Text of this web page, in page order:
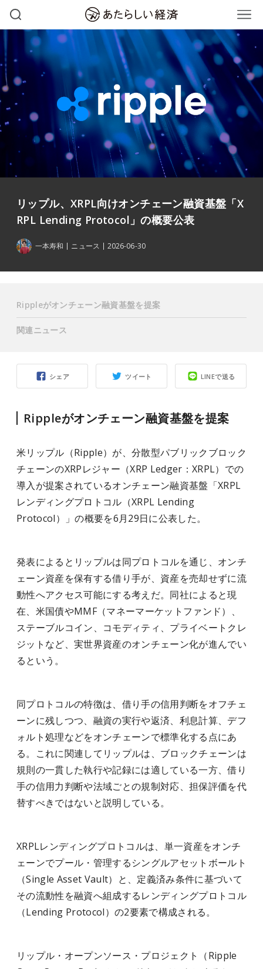
リップル、XRPL向けオンチェーン融資基盤「X
RPL Lending Protocol」の概要公表
一本寿和 ニュース 2026-06-30
シェア ツイート LINEで送る
Rippleがオンチェーン融資基盤を提案
米リップル（Ripple）が、分散型パブリックブロック
チェーンのXRPレジャー（XRP Ledger：XRPL）での
導入が提案されているオンチェーン融資基盤「XRPL
レンディングプロトコル（XRPL Lending
Protocol）」の概要を6月29日に公表した。
発表によるとリップルは同プロトコルを通じ、オンチ
ェーン資産を保有する借り手が、資産を売却せずに流
動性へアクセス可能にする考えだ。同社によると現
在、米国債やMMF（マネーマーケットファンド）、
ステーブルコイン、コモディティ、プライベートクレ
ジットなど、実世界資産のオンチェーン化が進んでい
るという。
同プロトコルの特徴は、借り手の信用判断をオフチェ
ーンに残しつつ、融資の実行や返済、利息計算、デフ
ォルト処理などをオンチェーンで標準化する点にあ
る。これに関連してリップルは、ブロックチェーンは
規則の一貫した執行や記録には適している一方、借り
手の信用力判断や法域ごとの規制対応、担保評価を代
替すべきではないと説明している。
XRPLレンディングプロトコルは、単一資産をオンチ
ェーンでプール・管理するシングルアセットボールト
（Single Asset Vault）と、定義済み条件に基づいて
その流動性を融資へ組成するレンディングプロトコル
（Lending Protocol）の2要素で構成される。
リップル・オープンソース・プロジェクト（Ripple
Rippleがオンチェーン融資基盤を提案
関連ニュース